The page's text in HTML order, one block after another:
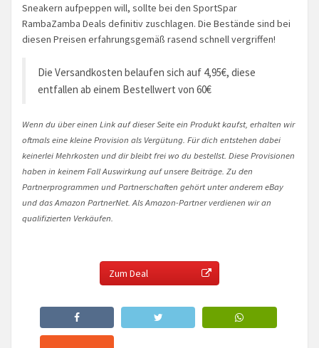
Sneakern aufpeppen will, sollte bei den SportSpar
RambaZamba Deals definitiv zuschlagen. Die Bestände sind bei
diesen Preisen erfahrungsgemäß rasend schnell vergriffen!
Die Versandkosten belaufen sich auf 4,95€, diese
entfallen ab einem Bestellwert von 60€
Wenn du über einen Link auf dieser Seite ein Produkt kaufst, erhalten wir
oftmals eine kleine Provision als Vergütung. Für dich entstehen dabei
keinerlei Mehrkosten und dir bleibt frei wo du bestellst. Diese Provisionen
haben in keinem Fall Auswirkung auf unsere Beiträge. Zu den
Partnerprogrammen und Partnerschaften gehört unter anderem eBay
und das Amazon PartnerNet. Als Amazon-Partner verdienen wir an
qualifizierten Verkäufen.
Zum Deal